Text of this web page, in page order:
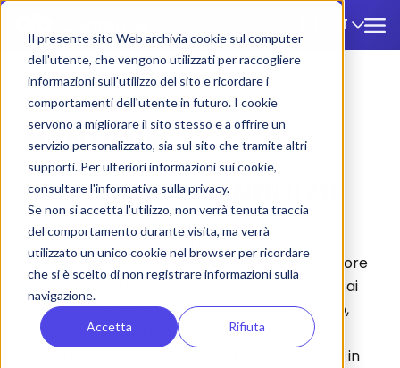
Il presente sito Web archivia cookie sul computer
dell'utente, che vengono utilizzati per raccogliere
informazioni sull'utilizzo del sito e ricordare i
comportamenti dell'utente in futuro. I cookie
servono a migliorare il sito stesso e a offrire un
servizio personalizzato, sia sul sito che tramite altri
supporti. Per ulteriori informazioni sui cookie,
consultare l'informativa sulla privacy.
Se non si accetta l'utilizzo, non verrà tenuta traccia
del comportamento durante visita, ma verrà
utilizzato un unico cookie nel browser per ricordare
che si è scelto di non registrare informazioni sulla
navigazione.
Accetta Rifiuta
IT
Mantova
MANTOVA
1) TARIFFE E REGOLAMENTI ZTL
Il Comune di Mantova ha istituito una Zona a
Traffico Limitato (ZTL) attiva tutti i giorni dalle ore
7:00 alle ore 19:00. L’accesso è consentito solo ai
veicoli muniti di apposito permesso giornaliero,
valido per 24 ore dalla data e ora di arrivo
dichiarata al momento del rilascio, da esporre in